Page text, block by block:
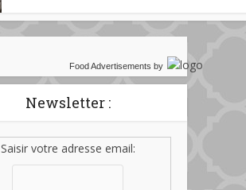
Food Advertisements by
Newsletter :
Saisir votre adresse email: